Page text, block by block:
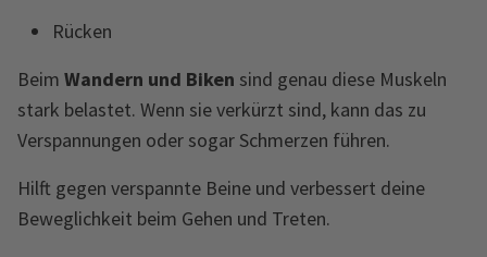
Rücken
Beim Wandern und Biken sind genau diese Muskeln
stark belastet. Wenn sie verkürzt sind, kann das zu
Verspannungen oder sogar Schmerzen führen.
Hilft gegen verspannte Beine und verbessert deine
Beweglichkeit beim Gehen und Treten.